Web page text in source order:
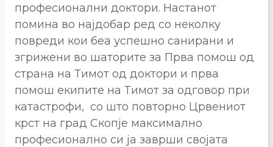
професионални доктори. Настанот
помина во најдобар ред со неколку
повреди кои беа успешно санирани и
згрижени во шаторите за Прва помош од
страна на Тимот од доктори и прва
помош екипите на Тимот за одговор при
катастрофи, со што повторно Црвениот
крст на град Скопје максимално
професионално си ја заврши својата